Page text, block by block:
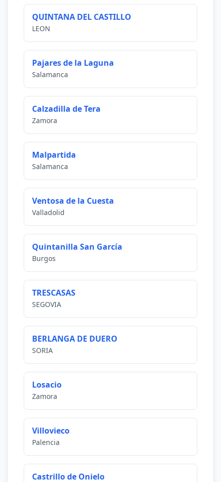
QUINTANA DEL CASTILLO
LEON
Pajares de la Laguna
Salamanca
Calzadilla de Tera
Zamora
Malpartida
Salamanca
Ventosa de la Cuesta
Valladolid
Quintanilla San García
Burgos
TRESCASAS
SEGOVIA
BERLANGA DE DUERO
SORIA
Losacio
Zamora
Villovieco
Palencia
Castrillo de Onielo